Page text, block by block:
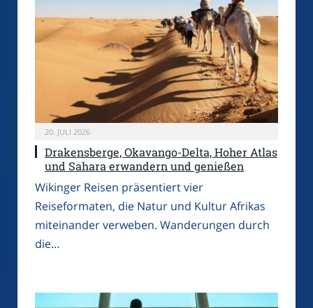
20. JULI 2026
Drakensberge, Okavango-Delta, Hoher Atlas
und Sahara erwandern und genießen
Wikinger Reisen präsentiert vier
Reiseformaten, die Natur und Kultur Afrikas
miteinander verweben. Wanderungen durch
die…